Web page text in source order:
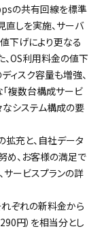
の共有回線を標準
直しを実施、サーバ
下げにより更なる
、OS利用料金の値下
ィスク容量も増強、
複数台構成サービ
なシステム構成の要
充と、自社データ
め、お客様の満足で
サービスプランの詳
ぞれの新料金から
円）を相当分とし